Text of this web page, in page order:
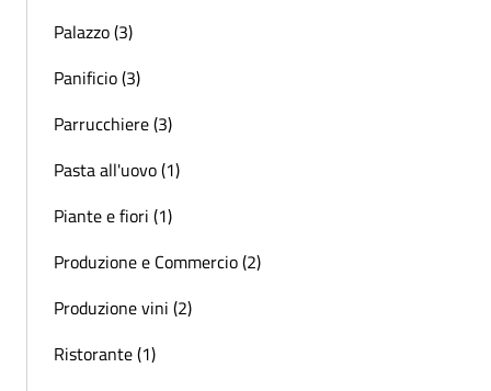
Palazzo (3)
Panificio (3)
Parrucchiere (3)
Pasta all'uovo (1)
Piante e fiori (1)
Produzione e Commercio (2)
Produzione vini (2)
Ristorante (1)